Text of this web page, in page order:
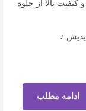
بالا از جلوه
♪
ادامه مطلب